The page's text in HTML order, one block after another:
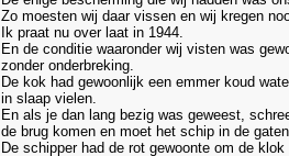
Zo moesten wij daar vissen en wij kregen
Ik praat nu over laat in 1944.
En de conditie waaronder wij visten was
zonder onderbreking.
De kok had gewoonlijk een emmer koud
in slaap vielen.
En als je dan lang bezig was geweest,
de brug komen en moet het schip in de
De schipper had de rot gewoonte om de